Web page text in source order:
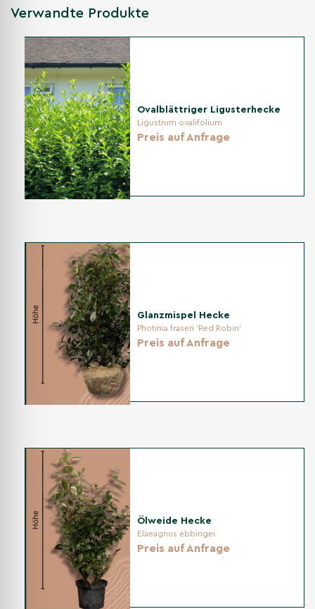
Andere Kategorien
Heckenpflanzen
Buchenhecke
Blutbuche als Wurzelware
Verwandte Produkte
Ovalblättriger Ligusterhecke
Ligustrum ovalifolium
Preis auf Anfrage
Glanzmispel Hecke
Photinia fraseri 'Red Robin'
Preis auf Anfrage
Ölweide Hecke
Elaeagnus ebbingei
Preis auf Anfrage